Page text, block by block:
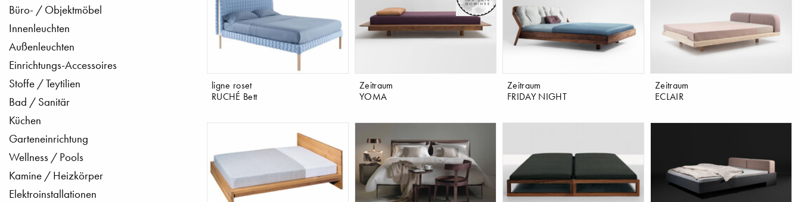
Büro- / Objektmöbel
Innenleuchten
Außenleuchten
Einrichtungs-Accessoires
Stoffe / Teytilien
Bad / Sanitär
Küchen
Garteneinrichtung
Wellness / Pools
Kamine / Heizkörper
Elektroinstallationen
ligne roset
RUCHÉ Bett
Zeitraum
YOMA
Zeitraum
FRIDAY NIGHT
Zeitraum
ECLAIR